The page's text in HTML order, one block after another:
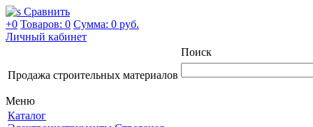
Сравнить
+0 Товаров: 0 Сумма: 0 руб.
Личный кабинет
Продажа строительных материалов
Поиск
Меню
Каталог